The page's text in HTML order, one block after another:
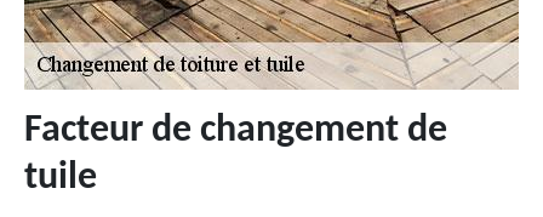
Facteur de changement de
tuile